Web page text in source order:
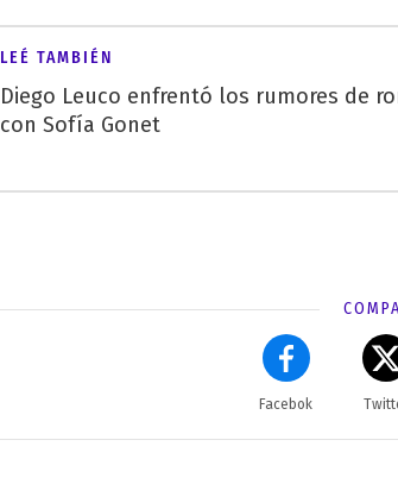
LEÉ TAMBIÉN
Diego Leuco enfrentó los rumores de
con Sofía Gonet
Facebok